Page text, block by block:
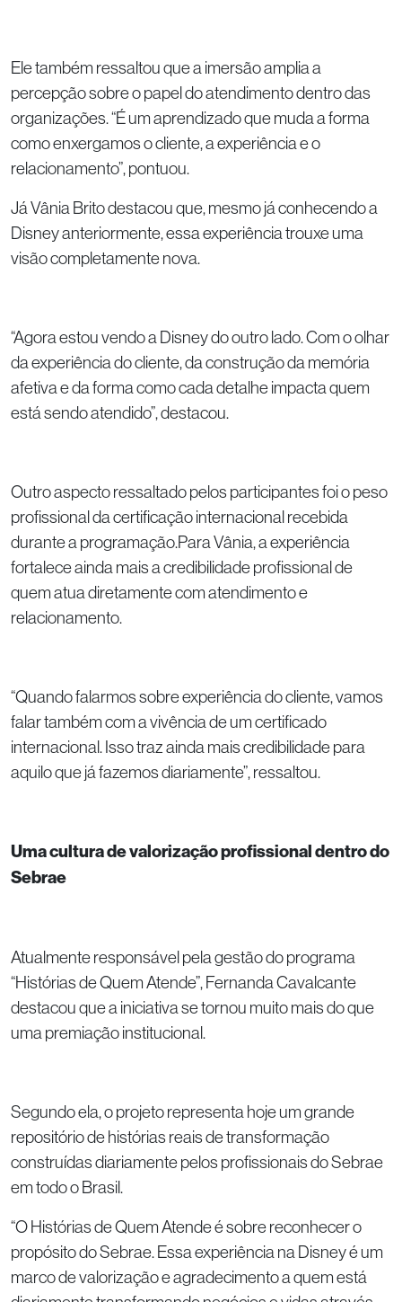
Ele também ressaltou que a imersão amplia a
percepção sobre o papel do atendimento dentro das
organizações. “É um aprendizado que muda a forma
como enxergamos o cliente, a experiência e o
relacionamento”, pontuou.
Já Vânia Brito destacou que, mesmo já conhecendo a
Disney anteriormente, essa experiência trouxe uma
visão completamente nova.
“Agora estou vendo a Disney do outro lado. Com o olhar
da experiência do cliente, da construção da memória
afetiva e da forma como cada detalhe impacta quem
está sendo atendido”, destacou.
Outro aspecto ressaltado pelos participantes foi o peso
profissional da certificação internacional recebida
durante a programação.Para Vânia, a experiência
fortalece ainda mais a credibilidade profissional de
quem atua diretamente com atendimento e
relacionamento.
“Quando falarmos sobre experiência do cliente, vamos
falar também com a vivência de um certificado
internacional. Isso traz ainda mais credibilidade para
aquilo que já fazemos diariamente”, ressaltou.
Uma cultura de valorização profissional dentro do
Sebrae
Atualmente responsável pela gestão do programa
“Histórias de Quem Atende”, Fernanda Cavalcante
destacou que a iniciativa se tornou muito mais do que
uma premiação institucional.
Segundo ela, o projeto representa hoje um grande
repositório de histórias reais de transformação
construídas diariamente pelos profissionais do Sebrae
em todo o Brasil.
“O Histórias de Quem Atende é sobre reconhecer o
propósito do Sebrae. Essa experiência na Disney é um
marco de valorização e agradecimento a quem está